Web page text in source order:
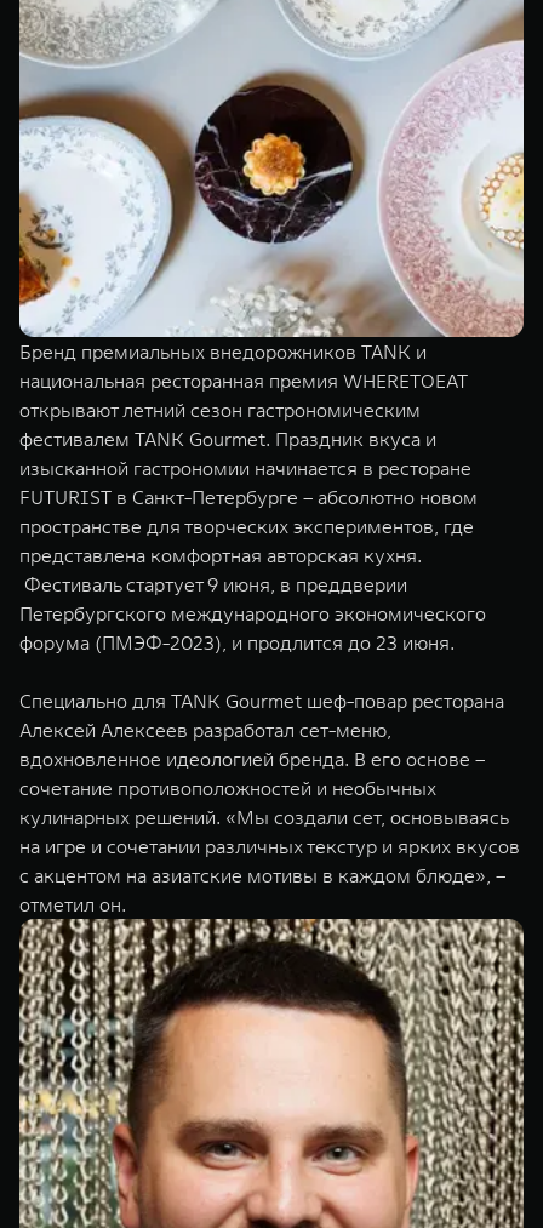
TANK 500
Веди за собой
от 6 499 000 ₽
TANK 700
Сила
от 10 199
WEY 07
Расширяя границы комфорта
от 6 149 000 ₽ от 5 699
WEY 80
Масштаб возможностей
от 6 449 000 ₽
WEY 80
от 8 099
TANK Финансы
Корпоративным клиентам
TANK ФИНАНСЫ
TANK Кредит
TANK Лизинг
TANK Страхование
Сервис
Специальные предложения
Моторные масла
ЦИФРОВЫЕ СЕРВИСЫ TANK
Цифровые сервисы TANK
Подписки
Бренд премиальных внедорожников TANK и
национальная ресторанная премия WHERETOEAT
открывают летний сезон гастрономическим
фестивалем TANK Gourmet. Праздник вкуса и
изысканной гастрономии начинается в ресторане
FUTURIST в Санкт-Петербурге – абсолютно новом
пространстве для творческих экспериментов, где
представлена комфортная авторская кухня.
Фестиваль стартует 9 июня, в преддверии
Петербургского международного экономического
форума (ПМЭФ-2023), и продлится до 23 июня.
Специально для TANK Gourmet шеф-повар ресторана
Алексей Алексеев разработал сет-меню,
вдохновленное идеологией бренда. В его основе –
сочетание противоположностей и необычных
кулинарных решений. «Мы создали сет, основываясь
на игре и сочетании различных текстур и ярких вкусов
с акцентом на азиатские мотивы в каждом блюде», –
отметил он.